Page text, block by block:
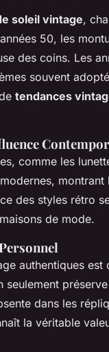
soleil vintage,
50, les
des coins. Les
souvent
tendances
comme les
des styles rétro
de mode.
authentiques
seulement
dans les
la véritable